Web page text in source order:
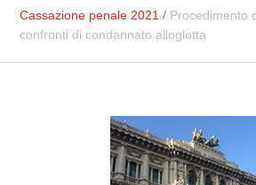
Cassazione penale 2021 / Procedimento
confronti di condannato alloglotta